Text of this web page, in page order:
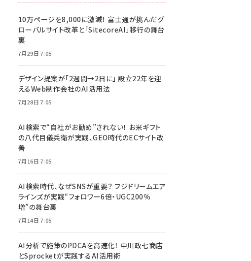
10万ページを8,000に激減！ 富士通が挑んだグ
ローバルサイト改革と「SitecoreAI」移行の舞台
裏
7月29日 7:05
デザイン提案が「2週間→2日に」 設立22年を迎
えるWeb制作会社のAI活用法
7月28日 7:05
AI検索で“自社がお勧め”されない！ お米ギフト
の八代目儀兵衛が実践、GEO時代のECサイト改
善
7月16日 7:05
AI検索時代、なぜSNSが重要？ フジドリームエア
ラインズが実践“フォロワー6倍・UGC200％
増”の舞台裏
7月14日 7:05
AI分析で施策のPDCAを高速化！ 中川政七商店
とSprocketが実践するAI活用術